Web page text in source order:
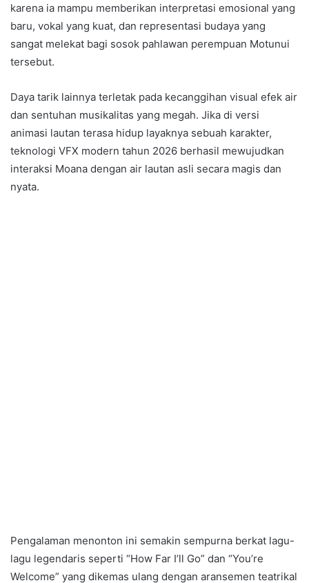
karena ia mampu memberikan interpretasi emosional yang
baru, vokal yang kuat, dan representasi budaya yang
sangat melekat bagi sosok pahlawan perempuan Motunui
tersebut.
Daya tarik lainnya terletak pada kecanggihan visual efek air
dan sentuhan musikalitas yang megah. Jika di versi
animasi lautan terasa hidup layaknya sebuah karakter,
teknologi VFX modern tahun 2026 berhasil mewujudkan
interaksi Moana dengan air lautan asli secara magis dan
nyata.
Pengalaman menonton ini semakin sempurna berkat lagu-
lagu legendaris seperti “How Far I’ll Go” dan “You’re
Welcome” yang dikemas ulang dengan aransemen teatrikal